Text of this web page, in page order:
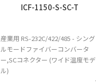
ICF-1150-S-SC-T
産業用 RS-232C/422/485 - シング
ルモードファイバーコンバータ
ー,SCコネクター (ワイド温度モデ
ル)